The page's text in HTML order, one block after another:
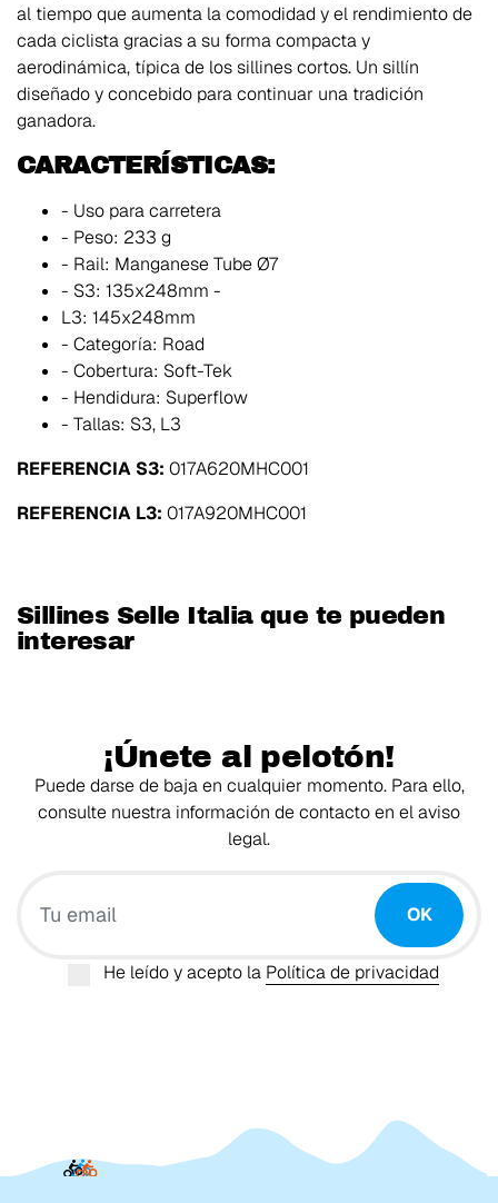
al tiempo que aumenta la comodidad y el rendimiento de
cada ciclista gracias a su forma compacta y
aerodinámica, típica de los sillines cortos. Un sillín
diseñado y concebido para continuar una tradición
ganadora.
CARACTERÍSTICAS:
- Uso para carretera
- Peso: 233 g
- Rail: Manganese Tube Ø7
- S3: 135x248mm -
L3: 145x248mm
- Categoría: Road
- Cobertura: Soft-Tek
- Hendidura: Superflow
- Tallas: S3, L3
REFERENCIA S3: 017A620MHC001
REFERENCIA L3: 017A920MHC001
Sillines Selle Italia que te pueden
interesar
¡Únete al pelotón!
Puede darse de baja en cualquier momento. Para ello,
consulte nuestra información de contacto en el aviso
legal.
OK
He leído y acepto la Política de privacidad